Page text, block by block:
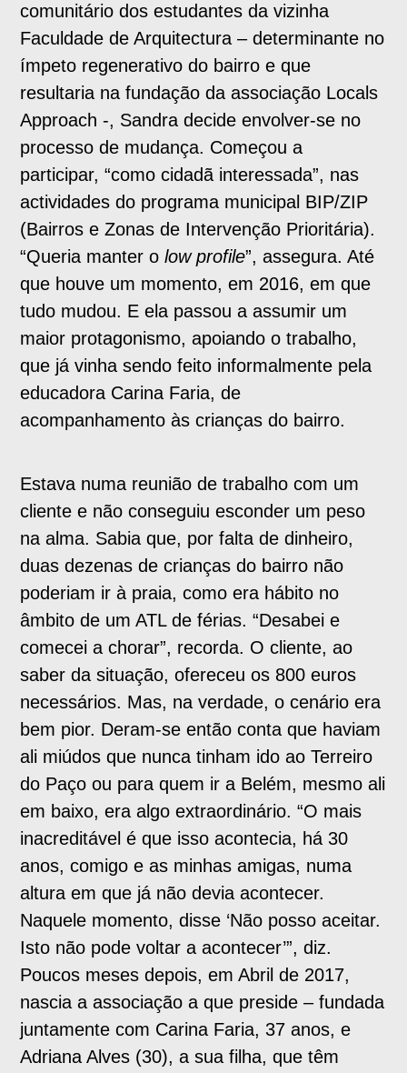
comunitário dos estudantes da vizinha
Faculdade de Arquitectura – determinante no
ímpeto regenerativo do bairro e que
resultaria na fundação da associação Locals
Approach -, Sandra decide envolver-se no
processo de mudança. Começou a
participar, “como cidadã interessada”, nas
actividades do programa municipal BIP/ZIP
(Bairros e Zonas de Intervenção Prioritária).
“Queria manter olow profile”, assegura. Até
que houve um momento, em 2016, em que
tudo mudou. E ela passou a assumir um
maior protagonismo, apoiando o trabalho,
que já vinha sendo feito informalmente pela
educadora Carina Faria, de
acompanhamento às crianças do bairro.
Estava numa reunião de trabalho com um
cliente e não conseguiu esconder um peso
na alma. Sabia que, por falta de dinheiro,
duas dezenas de crianças do bairro não
poderiam ir à praia, como era hábito no
âmbito de um ATL de férias. “Desabei e
comecei a chorar”, recorda. O cliente, ao
saber da situação, ofereceu os 800 euros
necessários. Mas, na verdade, o cenário era
bem pior. Deram-se então conta que haviam
ali miúdos que nunca tinham ido ao Terreiro
do Paço ou para quem ir a Belém, mesmo ali
em baixo, era algo extraordinário. “O mais
inacreditável é que isso acontecia, há 30
anos, comigo e as minhas amigas, numa
altura em que já não devia acontecer.
Naquele momento, disse ‘Não posso aceitar.
Isto não pode voltar a acontecer’”, diz.
Poucos meses depois, em Abril de 2017,
nascia a associação a que preside – fundada
juntamente com Carina Faria, 37 anos, e
Adriana Alves (30), a sua filha, que têm